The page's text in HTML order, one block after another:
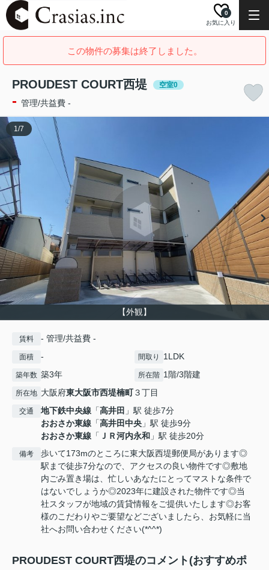
お気に入り
0
この物件の募集は終了しました。
PROUDEST COURT西堤 空室0
- 管理/共益費 -
【外観】
1/7
賃料 - 管理/共益費 -
面積 - 間取り 1LDK
築年数 築3年 所在階 1階/3階建
所在地 大阪府東大阪市西堤楠町３丁目
交通 地下鉄中央線 「高井田 」駅 徒歩7分
おおさか東線 「高井田中央 」駅 徒歩9分
おおさか東線 「 ＪＲ河内永和 」駅 徒歩20分
備考
歩いて173mのところに東大阪西堤郵便局があります◎
駅まで徒歩7分なので、アクセスの良い物件です◎敷地
内ごみ置き場は、忙しいあなたにとってマストな条件で
はないでしょうか◎2023年に建設された物件です◎当
社スタッフが地域の賃貸情報をご提供いたします◎お客
様のこだわりやご要望などございましたら、お気軽に当
社へお問い合わせください(*^^*)
PROUDEST COURT西堤のコメント(おすすめポ